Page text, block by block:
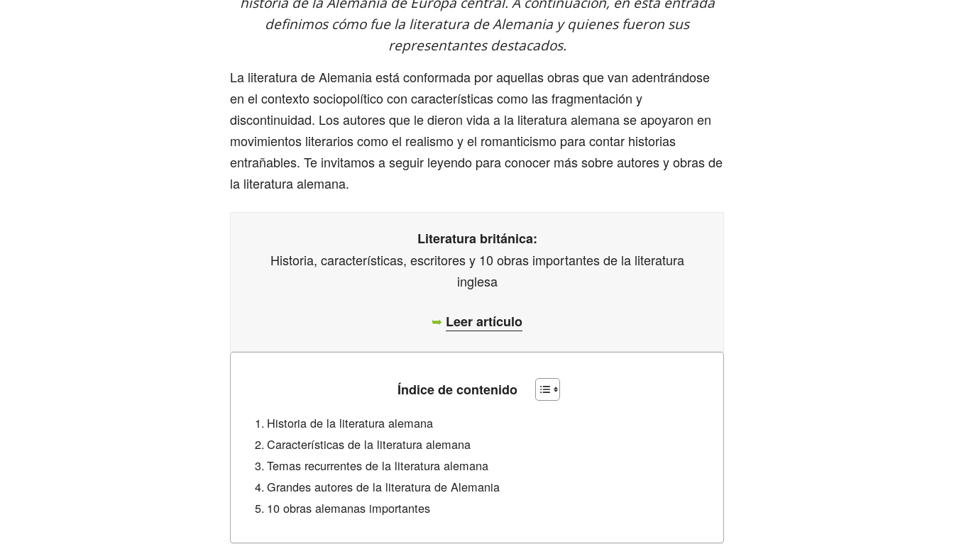
definimos cómo fue la literatura de Alemania y quienes fueron sus
representantes destacados.
La literatura de Alemania está conformada por aquellas obras que van adentrándose
en el contexto sociopolítico con características como las fragmentación y
discontinuidad. Los autores que le dieron vida a la literatura alemana se apoyaron en
movimientos literarios como el realismo y el romanticismo para contar historias
entrañables. Te invitamos a seguir leyendo para conocer más sobre autores y obras de
la literatura alemana.
Literatura británica:
Historia, características, escritores y 10 obras importantes de la literatura
inglesa
➥ Leer artículo
Índice de contenido
Historia de la literatura alemana
Características de la literatura alemana
Temas recurrentes de la literatura alemana
Grandes autores de la literatura de Alemania
10 obras alemanas importantes